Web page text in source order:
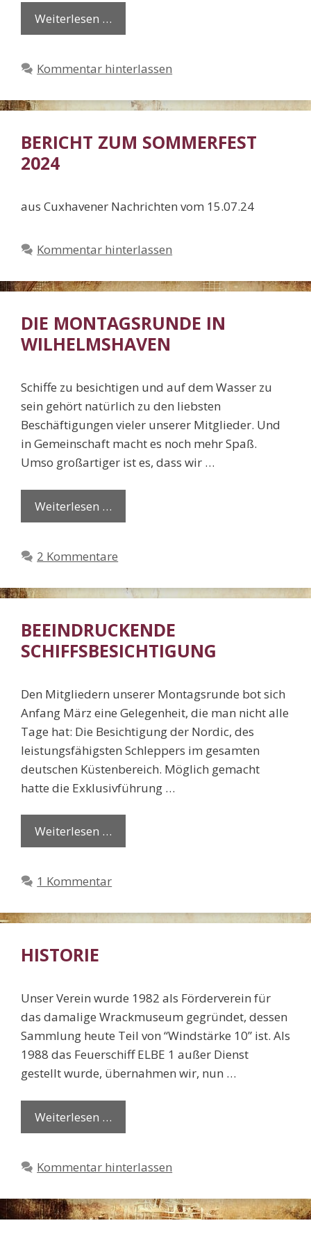
Weiterlesen …
Kommentar hinterlassen
BERICHT ZUM SOMMERFEST
2024
aus Cuxhavener Nachrichten vom 15.07.24
Kommentar hinterlassen
DIE MONTAGSRUNDE IN
WILHELMSHAVEN
Schiffe zu besichtigen und auf dem Wasser zu
sein gehört natürlich zu den liebsten
Beschäftigungen vieler unserer Mitglieder. Und
in Gemeinschaft macht es noch mehr Spaß.
Umso großartiger ist es, dass wir …
Weiterlesen …
2 Kommentare
BEEINDRUCKENDE
SCHIFFSBESICHTIGUNG
Den Mitgliedern unserer Montagsrunde bot sich
Anfang März eine Gelegenheit, die man nicht alle
Tage hat: Die Besichtigung der Nordic, des
leistungsfähigsten Schleppers im gesamten
deutschen Küstenbereich. Möglich gemacht
hatte die Exklusivführung …
Weiterlesen …
1 Kommentar
HISTORIE
Unser Verein wurde 1982 als Förderverein für
das damalige Wrackmuseum gegründet, dessen
Sammlung heute Teil von “Windstärke 10” ist. Als
1988 das Feuerschiff ELBE 1 außer Dienst
gestellt wurde, übernahmen wir, nun …
Weiterlesen …
Kommentar hinterlassen